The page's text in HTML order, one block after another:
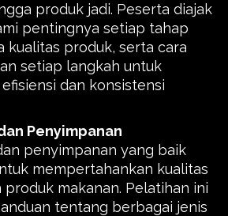
produk jadi. Peserta diajak
pentingnya setiap tahap
kualitas produk, serta cara
setiap langkah untuk
dan konsistensi
Penyimpanan
penyimpanan yang baik
mempertahankan kualitas
produk makanan. Pelatihan ini
tentang berbagai jenis